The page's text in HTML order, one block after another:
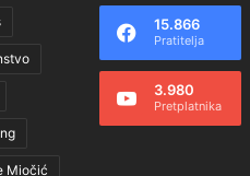
Miočić
15.866
Pratitelja
3.980
Pretplatnika